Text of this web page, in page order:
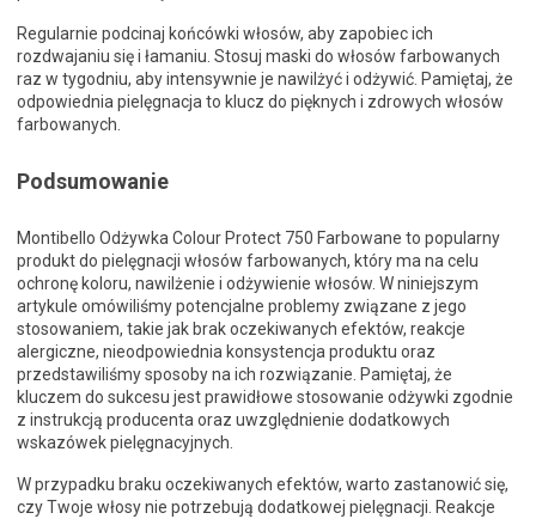
Regularnie podcinaj końcówki włosów, aby zapobiec ich
rozdwajaniu się i łamaniu. Stosuj maski do włosów farbowanych
raz w tygodniu, aby intensywnie je nawilżyć i odżywić. Pamiętaj, że
odpowiednia pielęgnacja to klucz do pięknych i zdrowych włosów
farbowanych.
Podsumowanie
Montibello Odżywka Colour Protect 750 Farbowane to popularny
produkt do pielęgnacji włosów farbowanych, który ma na celu
ochronę koloru, nawilżenie i odżywienie włosów. W niniejszym
artykule omówiliśmy potencjalne problemy związane z jego
stosowaniem, takie jak brak oczekiwanych efektów, reakcje
alergiczne, nieodpowiednia konsystencja produktu oraz
przedstawiliśmy sposoby na ich rozwiązanie. Pamiętaj, że
kluczem do sukcesu jest prawidłowe stosowanie odżywki zgodnie
z instrukcją producenta oraz uwzględnienie dodatkowych
wskazówek pielęgnacyjnych.
W przypadku braku oczekiwanych efektów, warto zastanowić się,
czy Twoje włosy nie potrzebują dodatkowej pielęgnacji. Reakcje